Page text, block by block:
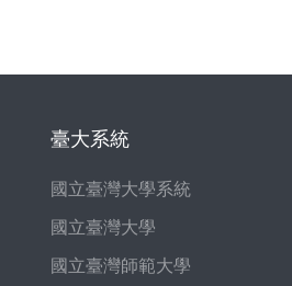
臺大系統
國立臺灣大學系統
國立臺灣大學
國立臺灣師範大學